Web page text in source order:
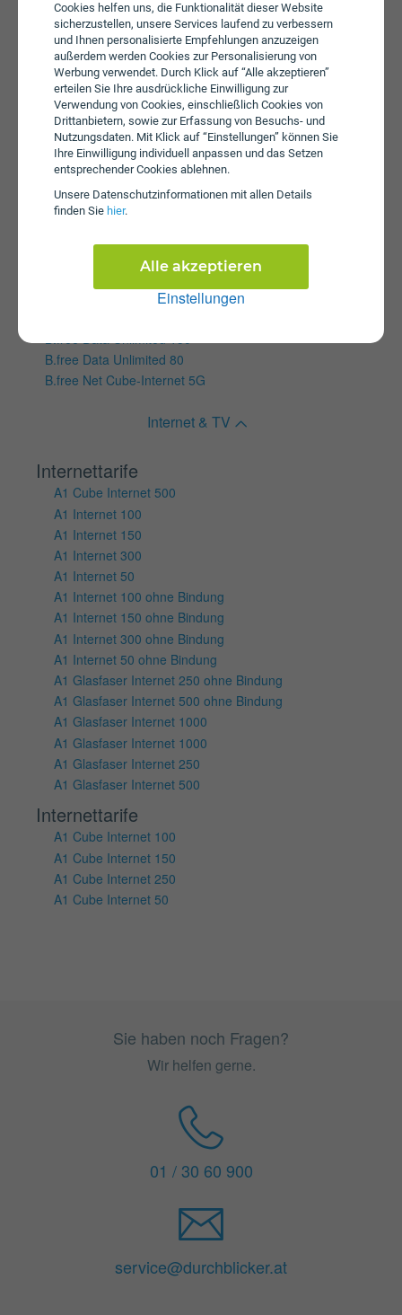
Cookies helfen uns, die Funktionalität dieser Website
sicherzustellen, unsere Services laufend zu verbessern
und Ihnen personalisierte Empfehlungen anzuzeigen
außerdem werden Cookies zur Personalisierung von
Werbung verwendet. Durch Klick auf “Alle akzeptieren”
erteilen Sie Ihre ausdrückliche Einwilligung zur
Verwendung von Cookies, einschließlich Cookies von
Drittanbietern, sowie zur Erfassung von Besuchs- und
Nutzungsdaten. Mit Klick auf “Einstellungen” können Sie
Ihre Einwilligung individuell anpassen und das Setzen
entsprechender Cookies ablehnen.
Unsere Daten­schutz­informationen mit allen Details
finden Sie hier.
Einstellungen
Alle akzeptieren
Vertragstarife
A1 Cube Internet 100 Flex
A1 Cube Internet 150 Flex
A1 Cube Internet 50 Flex
A1 Youth Cube
A1 Cube Internet 150
A1 Cube Internet 250
A1 Cube Internet 50
A1 Cube Internet 500
SIMply Data L
SIMply Data XS
Wertkartentarife
B.free Data Unlimited 80
B.free Net Cube-Internet 5G
Internet & TV
Internettarife
A1 Cube Internet 500
A1 Internet 100
A1 Internet 150
A1 Internet 300
A1 Internet 50
A1 Internet 100 ohne Bindung
A1 Internet 150 ohne Bindung
A1 Internet 300 ohne Bindung
A1 Internet 50 ohne Bindung
A1 Glasfaser Internet 250 ohne Bindung
A1 Glasfaser Internet 500 ohne Bindung
A1 Glasfaser Internet 1000
A1 Glasfaser Internet 1000
A1 Glasfaser Internet 250
A1 Glasfaser Internet 500
Internettarife
A1 Cube Internet 100
A1 Cube Internet 150
A1 Cube Internet 250
A1 Cube Internet 50
Sie haben noch Fragen?
Wir helfen gerne.
01 / 30 60 900
service@durchblicker.at